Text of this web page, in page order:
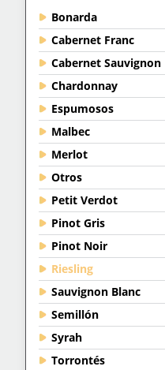
Bonarda
Cabernet Franc
Cabernet Sauvignon
Chardonnay
Espumosos
Malbec
Merlot
Otros
Petit Verdot
Pinot Gris
Pinot Noir
Riesling
Sauvignon Blanc
Semillón
Syrah
Torrontés